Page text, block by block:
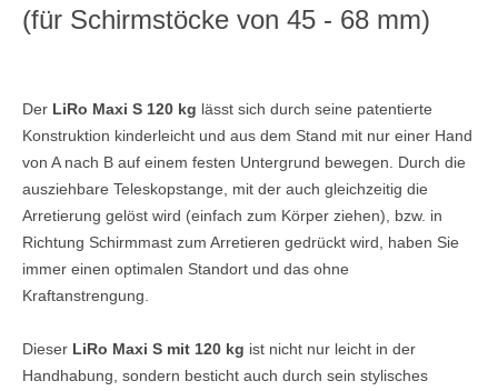
(für Schirmstöcke von 45 - 68 mm)
Der LiRo Maxi S 120 kg lässt sich durch seine patentierte
Konstruktion kinderleicht und aus dem Stand mit nur einer Hand
von A nach B auf einem festen Untergrund bewegen. Durch die
ausziehbare Teleskopstange, mit der auch gleichzeitig die
Arretierung gelöst wird (einfach zum Körper ziehen), bzw. in
Richtung Schirmmast zum Arretieren gedrückt wird, haben Sie
immer einen optimalen Standort und das ohne
Kraftanstrengung.
Dieser LiRo Maxi S mit 120 kg ist nicht nur leicht in der
Handhabung, sondern besticht auch durch sein stylisches